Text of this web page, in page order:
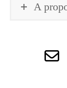
A